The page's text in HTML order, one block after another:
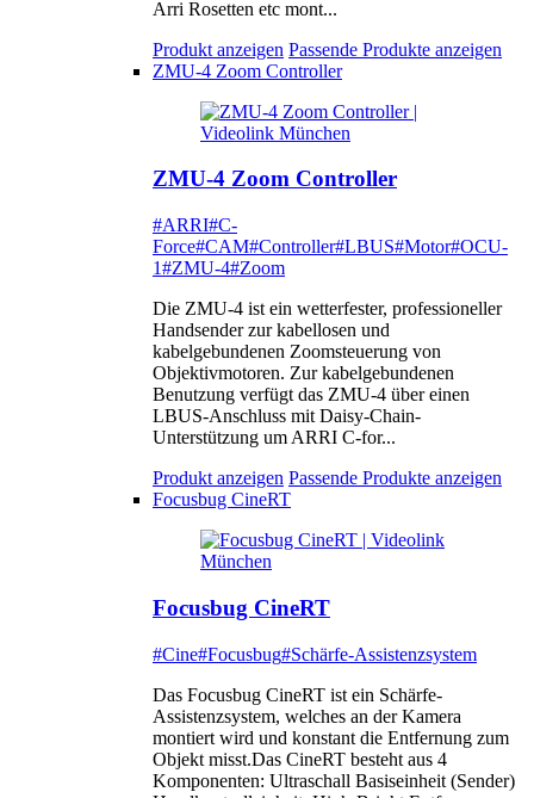
Arri Rosetten etc mont...
Produkt anzeigen Passende Produkte anzeigen
ZMU-4 Zoom Controller
ZMU-4 Zoom Controller
#ARRI#C-
Force#CAM#Controller#LBUS#Motor#OCU-
1#ZMU-4#Zoom
Die ZMU-4 ist ein wetterfester, professioneller
Handsender zur kabellosen und
kabelgebundenen Zoomsteuerung von
Objektivmotoren. Zur kabelgebundenen
Benutzung verfügt das ZMU-4 über einen
LBUS-Anschluss mit Daisy-Chain-
Unterstützung um ARRI C-for...
Produkt anzeigen Passende Produkte anzeigen
Focusbug CineRT
Focusbug CineRT
#Cine#Focusbug#Schärfe-Assistenzsystem
Das Focusbug CineRT ist ein Schärfe-
Assistenzsystem, welches an der Kamera
montiert wird und konstant die Entfernung zum
Objekt misst.Das CineRT besteht aus 4
Komponenten: Ultraschall Basiseinheit (Sender)